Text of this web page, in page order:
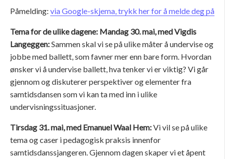
Påmelding: via Google-skjema, trykk her for å melde deg på
Tema for de ulike dagene: Mandag 30. mai, med Vigdis
Langeggen:Sammen skal vi se på ulike måter å undervise og
jobbe med ballett, som favner mer enn bare form. Hvordan
ønsker vi å undervise ballett, hva tenker vi er viktig? Vi går
gjennom og diskuterer perspektiver og elementer fra
samtidsdansen som vi kan ta med inn i ulike
undervisningssituasjoner.
Tirsdag 31. mai, med Emanuel Waal Hem:Vi vil se på ulike
tema og caser i pedagogisk praksis innenfor
samtidsdanssjangeren. Gjennom dagen skaper vi et åpent